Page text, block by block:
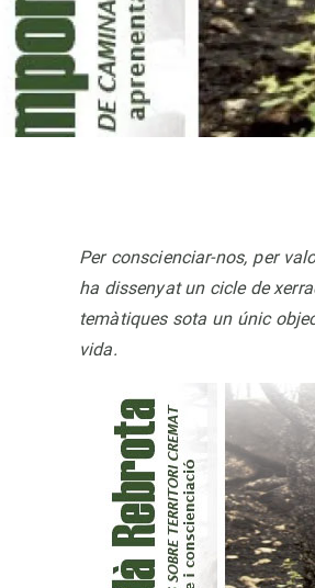
Per conscienciar-nos, per
ha dissenyat un cicle de
temàtiques sota un únic
vida.